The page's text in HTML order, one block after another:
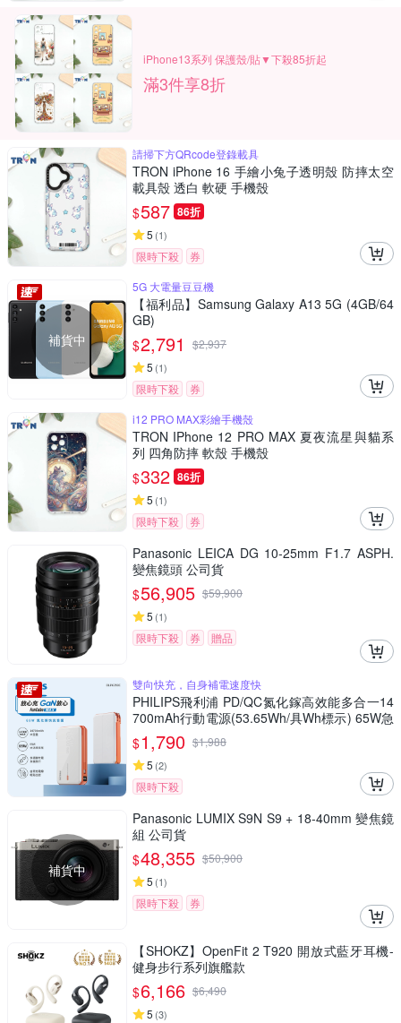
iPhone13系列 保護殼/貼▼下殺85折起
滿3件享8折
請掃下方QRcode登錄載具
TRON iPhone 16 手繪小兔子透明殼 防摔太空
載具殼 透白 軟硬 手機殼
$587 86折
5 (1)
限時下殺 券
補貨中
5G 大電量豆豆機
【福利品】Samsung Galaxy A13 5G (4GB/64
GB)
$2,791 $2,937
5 (1)
限時下殺
券
i12 PRO MAX彩繪手機殼
TRON IPhone 12 PRO MAX 夏夜流星與貓系
列 四角防摔 軟殼 手機殼
$332 86折
5 (1)
限時下殺 券
Panasonic LEICA DG 10-25mm F1.7 ASPH.
變焦鏡頭 公司貨
$56,905 $59,900
5 (1)
限時下殺 券 贈品
雙向快充，自身補電速度快
PHILIPS飛利浦 PD/QC氮化鎵高效能多合一14
700mAh行動電源(53.65Wh/具Wh標示) 65W急
速雙向快充 附帶多國轉接頭 自帶線/多重安全保
護
$1,790 $1,988
5 (2)
限時下殺
補貨中
Panasonic LUMIX S9N S9 + 18-40mm 變焦鏡
組 公司貨
$48,355 $50,900
5 (1)
限時下殺 券
【SHOKZ】OpenFit 2 T920 開放式藍牙耳機-
健身步行系列旗艦款
$6,166 $6,490
5 (3)